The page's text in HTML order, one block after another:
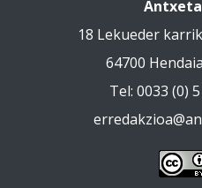
18 Lekueder
64700
Tel: 0033 (0)